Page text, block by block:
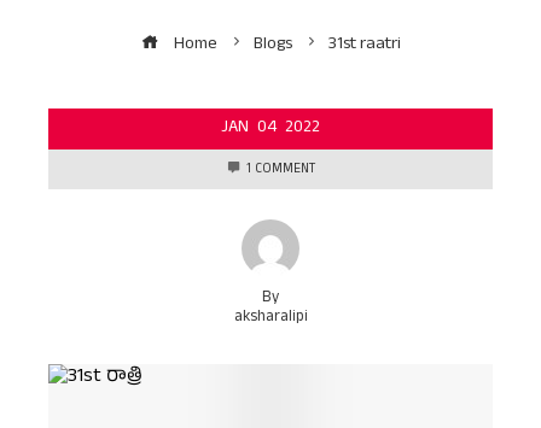
Home Blogs 31st raatri
JAN 04 2022
1 COMMENT
By
aksharalipi